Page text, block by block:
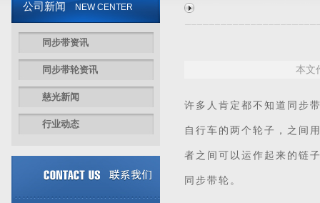
公司新闻 NEW CENTER
同步带资讯
同步带轮资讯
慈光新闻
行业动态
本文
许多人肯定都不知道 同步
自行车的两个轮子，之间
者之间可以运作起来的链
同步带轮。